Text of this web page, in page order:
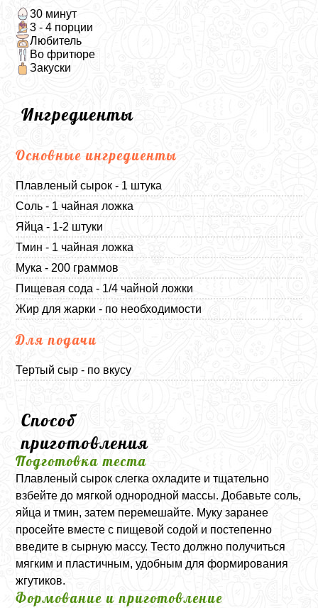
30 минут
3 - 4 порции
Любитель
Во фритюре
Закуски
Ингредиенты
Основные ингредиенты
Плавленый сырок - 1 штука
Соль - 1 чайная ложка
Яйца - 1-2 штуки
Тмин - 1 чайная ложка
Мука - 200 граммов
Пищевая сода - 1/4 чайной ложки
Жир для жарки - по необходимости
Для подачи
Тертый сыр - по вкусу
Способ
приготовления
Подготовка теста
Плавленый сырок слегка охладите и тщательно
взбейте до мягкой однородной массы. Добавьте соль,
яйца и тмин, затем перемешайте. Муку заранее
просейте вместе с пищевой содой и постепенно
введите в сырную массу. Тесто должно получиться
мягким и пластичным, удобным для формирования
жгутиков.
Формование и приготовление